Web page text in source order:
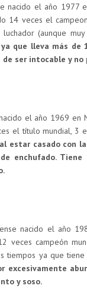
nacido el año 1977
14 veces el
(aunque
que lleva más de
ser intocable y no
el año 1969 en
el título mundial, 3
al estar casado con
enchufado.
nacido el año
veces campeón
tiempos ya que
excesivamente
y soso.